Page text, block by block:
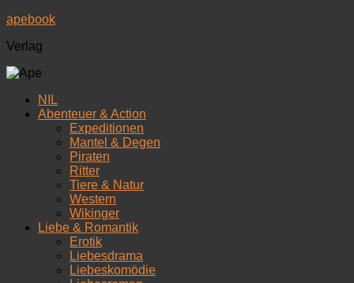
apebook
Verlag
NIL
Abenteuer & Action
Expeditionen
Mantel & Degen
Piraten
Ritter
Tiere & Natur
Western
Wikinger
Liebe & Romantik
Erotik
Liebesdrama
Liebeskomödie